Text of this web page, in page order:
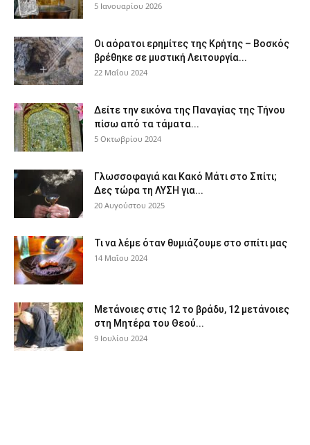
5 Ιανουαρίου 2026
Οι αόρατοι ερημίτες της Κρήτης – Βοσκός
βρέθηκε σε μυστική Λειτουργία...
22 Μαΐου 2024
Δείτε την εικόνα της Παναγίας της Τήνου
πίσω από τα τάματα...
5 Οκτωβρίου 2024
Γλωσσοφαγιά και Κακό Μάτι στο Σπίτι;
Δες τώρα τη ΛΥΣΗ για...
20 Αυγούστου 2025
Τι να λέμε όταν θυμιάζουμε στο σπίτι μας
14 Μαΐου 2024
Μετάνοιες στις 12 το βράδυ, 12 μετάνοιες
στη Μητέρα του Θεού...
9 Ιουλίου 2024